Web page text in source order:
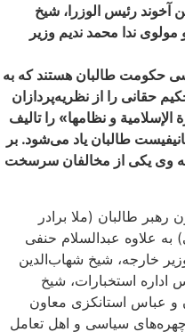
آخوند رئیس الوزرا، شیخ
ندا محمد ندیم وزیر
حکومت طالبان هستند که به
حقانی را از نظریه‌پردازان
و نظامها» را تالیف
طالبان یاد می‌شود. بر
وی یکی از مخالفان سرسخت
طالبان (ملا برادر
به علاوه عبدالسلام حنفی
خارجه، شیخ شهاب‌الدین
اداره استخبارات، شیخ
و عباس استانکزی معاون
سیاسی و اهل تعامل